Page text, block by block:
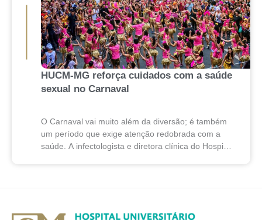
HUCM-MG reforça cuidados com a saúde
sexual no Carnaval
O Carnaval vai muito além da diversão; é também
um período que exige atenção redobrada com a
saúde. A infectologista e diretora clínica do Hospital